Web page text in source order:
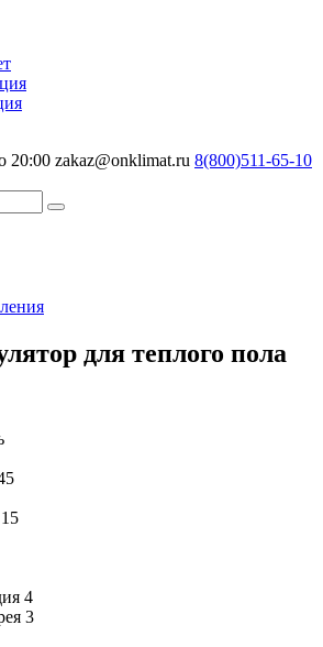
20:00 zakaz@onklimat.ru 8(800)511-65-10
для теплого пола
15
4
3